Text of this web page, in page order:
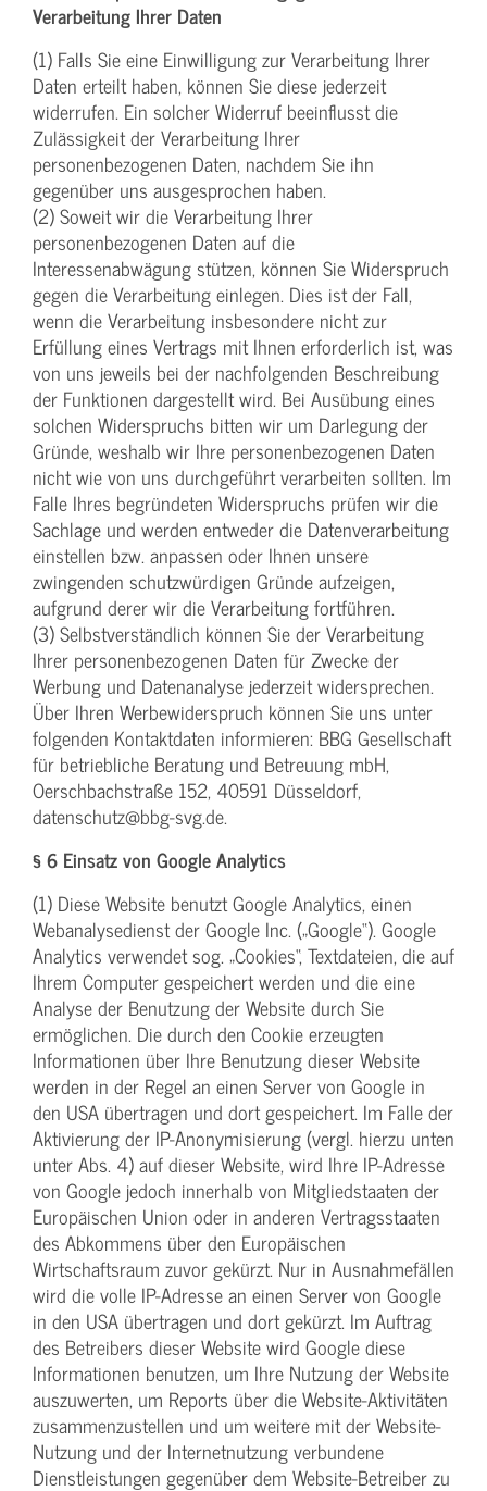
Verarbeitung Ihrer Daten
(1) Falls Sie eine Einwilligung zur Verarbeitung Ihrer
Daten erteilt haben, können Sie diese jederzeit
widerrufen. Ein solcher Widerruf beeinflusst die
Zulässigkeit der Verarbeitung Ihrer
personenbezogenen Daten, nachdem Sie ihn
gegenüber uns ausgesprochen haben.
(2) Soweit wir die Verarbeitung Ihrer
personenbezogenen Daten auf die
Interessenabwägung stützen, können Sie Widerspruch
gegen die Verarbeitung einlegen. Dies ist der Fall,
wenn die Verarbeitung insbesondere nicht zur
Erfüllung eines Vertrags mit Ihnen erforderlich ist, was
von uns jeweils bei der nachfolgenden Beschreibung
der Funktionen dargestellt wird. Bei Ausübung eines
solchen Widerspruchs bitten wir um Darlegung der
Gründe, weshalb wir Ihre personenbezogenen Daten
nicht wie von uns durchgeführt verarbeiten sollten. Im
Falle Ihres begründeten Widerspruchs prüfen wir die
Sachlage und werden entweder die Datenverarbeitung
einstellen bzw. anpassen oder Ihnen unsere
zwingenden schutzwürdigen Gründe aufzeigen,
aufgrund derer wir die Verarbeitung fortführen.
(3) Selbstverständlich können Sie der Verarbeitung
Ihrer personenbezogenen Daten für Zwecke der
Werbung und Datenanalyse jederzeit widersprechen.
Über Ihren Werbewiderspruch können Sie uns unter
folgenden Kontaktdaten informieren: BBG Gesellschaft
für betriebliche Beratung und Betreuung mbH,
Oerschbachstraße 152, 40591 Düsseldorf,
datenschutz@bbg-svg.de.
§ 6 Einsatz von Google Analytics
(1) Diese Website benutzt Google Analytics, einen
Webanalysedienst der Google Inc. („Google“). Google
Analytics verwendet sog. „Cookies“, Textdateien, die auf
Ihrem Computer gespeichert werden und die eine
Analyse der Benutzung der Website durch Sie
ermöglichen. Die durch den Cookie erzeugten
Informationen über Ihre Benutzung dieser Website
werden in der Regel an einen Server von Google in
den USA übertragen und dort gespeichert. Im Falle der
Aktivierung der IP-Anonymisierung (vergl. hierzu unten
unter Abs. 4) auf dieser Website, wird Ihre IP-Adresse
von Google jedoch innerhalb von Mitgliedstaaten der
Europäischen Union oder in anderen Vertragsstaaten
des Abkommens über den Europäischen
Wirtschaftsraum zuvor gekürzt. Nur in Ausnahmefällen
wird die volle IP-Adresse an einen Server von Google
in den USA übertragen und dort gekürzt. Im Auftrag
des Betreibers dieser Website wird Google diese
Informationen benutzen, um Ihre Nutzung der Website
auszuwerten, um Reports über die Website-Aktivitäten
zusammenzustellen und um weitere mit der Website-
Nutzung und der Internetnutzung verbundene
Dienstleistungen gegenüber dem Website-Betreiber zu